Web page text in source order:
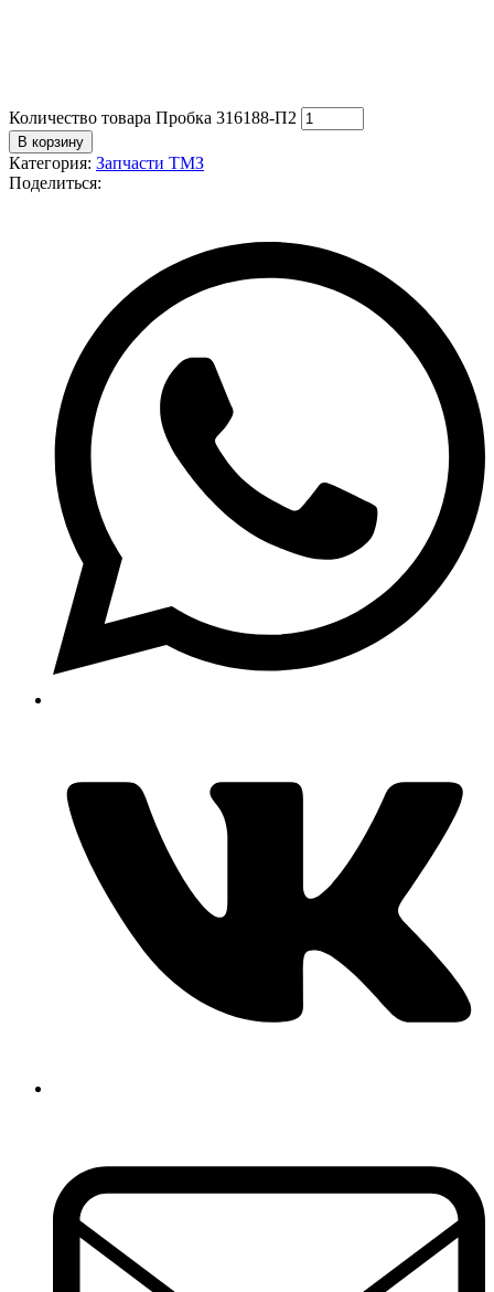
Количество товара Пробка 316188-П2
В корзину
Категория: Запчасти ТМЗ
Поделиться: